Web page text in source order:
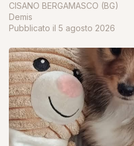
CISANO BERGAMASCO (BG)
Demis
Pubblicato il 5 agosto 2026